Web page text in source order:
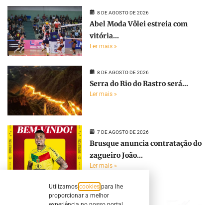
8 DE AGOSTO DE 2026
Abel Moda Vôlei estreia com
vitória...
Ler mais »
8 DE AGOSTO DE 2026
Serra do Rio do Rastro será...
Ler mais »
7 DE AGOSTO DE 2026
Brusque anuncia contratação do
zagueiro João...
Ler mais »
Utilizamos cookies para lhe
proporcionar a melhor